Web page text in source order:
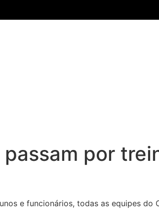
por
e funcionários, todas as equipes